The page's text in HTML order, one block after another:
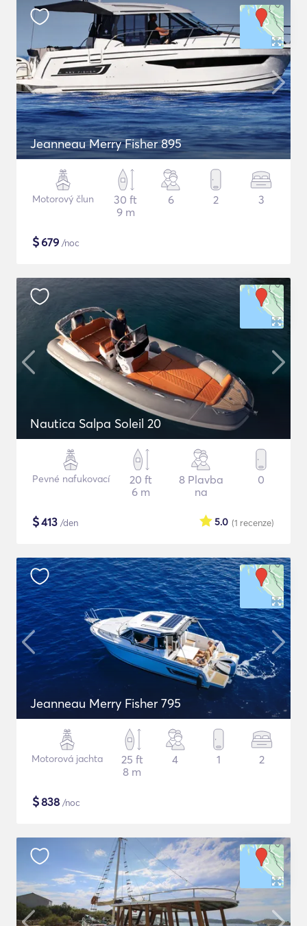
Jeanneau Merry Fisher 895
Motorový člun
30 ft
9 m
6 2 3
$679 /noc
Nautica Salpa Soleil 20
Pevné nafukovací
20 ft
6 m
8 Plavba
na
0
$413 /den (1 recenze)
5.0
Jeanneau Merry Fisher 795
Motorová jachta
25 ft
8 m
4 1 2
$838 /noc